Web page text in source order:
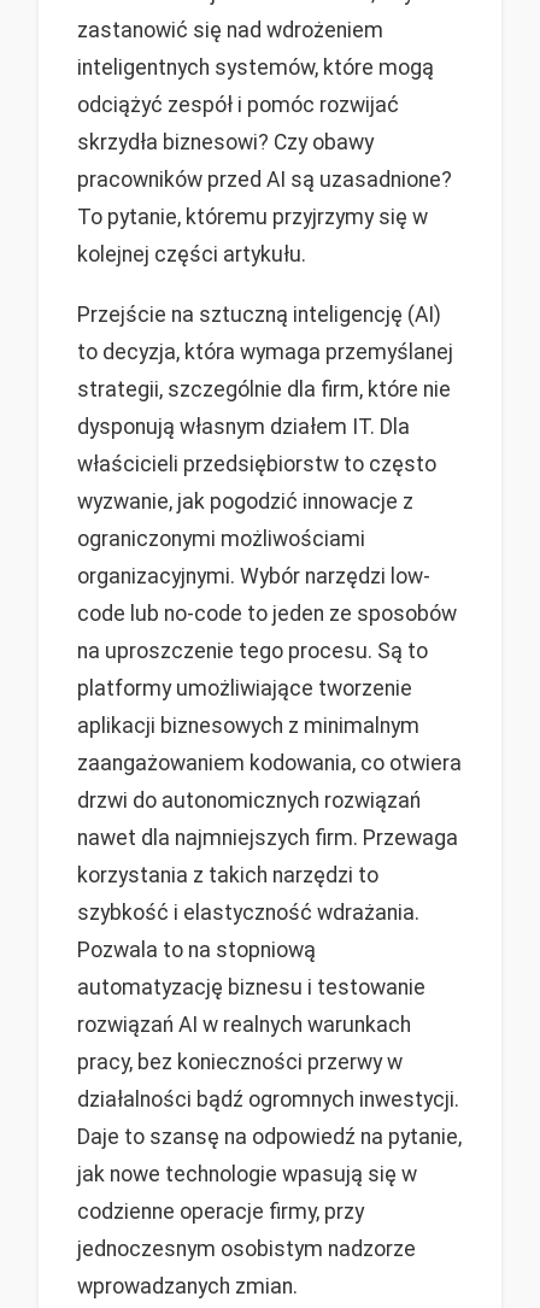
zastanowić się nad wdrożeniem
inteligentnych systemów, które mogą
odciążyć zespół i pomóc rozwijać
skrzydła biznesowi? Czy obawy
pracowników przed AI są uzasadnione?
To pytanie, któremu przyjrzymy się w
kolejnej części artykułu.
Przejście na sztuczną inteligencję (AI)
to decyzja, która wymaga przemyślanej
strategii, szczególnie dla firm, które nie
dysponują własnym działem IT. Dla
właścicieli przedsiębiorstw to często
wyzwanie, jak pogodzić innowacje z
ograniczonymi możliwościami
organizacyjnymi. Wybór narzędzi low-
code lub no-code to jeden ze sposobów
na uproszczenie tego procesu. Są to
platformy umożliwiające tworzenie
aplikacji biznesowych z minimalnym
zaangażowaniem kodowania, co otwiera
drzwi do autonomicznych rozwiązań
nawet dla najmniejszych firm. Przewaga
korzystania z takich narzędzi to
szybkość i elastyczność wdrażania.
Pozwala to na stopniową
automatyzację biznesu i testowanie
rozwiązań AI w realnych warunkach
pracy, bez konieczności przerwy w
działalności bądź ogromnych inwestycji.
Daje to szansę na odpowiedź na pytanie,
jak nowe technologie wpasują się w
codzienne operacje firmy, przy
jednoczesnym osobistym nadzorze
wprowadzanych zmian.